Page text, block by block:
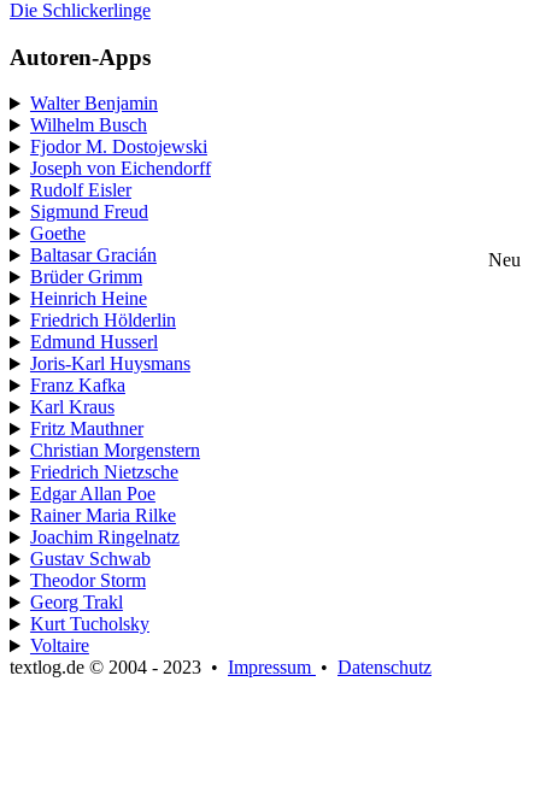
Die Schlickerlinge
Autoren-Apps
Walter Benjamin
Wilhelm Busch
Fjodor M. Dostojewski
Joseph von Eichendorff
Rudolf Eisler
Sigmund Freud
Goethe
Baltasar Gracián
Neu
Brüder Grimm
Heinrich Heine
Friedrich Hölderlin
Edmund Husserl
Joris-Karl Huysmans
Franz Kafka
Karl Kraus
Fritz Mauthner
Christian Morgenstern
Friedrich Nietzsche
Edgar Allan Poe
Rainer Maria Rilke
Joachim Ringelnatz
Gustav Schwab
Theodor Storm
Georg Trakl
Kurt Tucholsky
Voltaire
textlog.de © 2004 - 2023 • Impressum • Datenschutz